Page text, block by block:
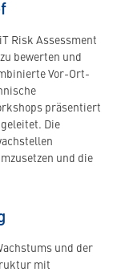
Risk Assessment
bewerten und
Vor-Ort-
präsentiert
Die
und die
und der
mit